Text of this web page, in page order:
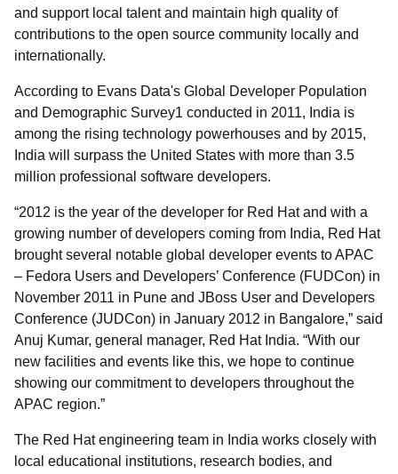
and support local talent and maintain high quality of
contributions to the open source community locally and
internationally.
According to Evans Data's Global Developer Population
and Demographic Survey1 conducted in 2011, India is
among the rising technology powerhouses and by 2015,
India will surpass the United States with more than 3.5
million professional software developers.
“2012 is the year of the developer for Red Hat and with a
growing number of developers coming from India, Red Hat
brought several notable global developer events to APAC
– Fedora Users and Developers’ Conference (FUDCon) in
November 2011 in Pune and JBoss User and Developers
Conference (JUDCon) in January 2012 in Bangalore,” said
Anuj Kumar, general manager, Red Hat India. “With our
new facilities and events like this, we hope to continue
showing our commitment to developers throughout the
APAC region.”
The Red Hat engineering team in India works closely with
local educational institutions, research bodies, and